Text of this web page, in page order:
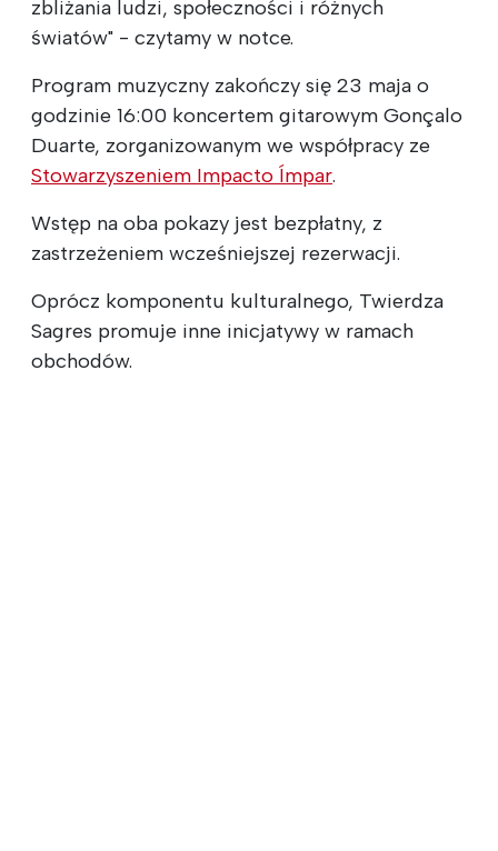
zbliżania ludzi, społeczności i różnych
światów" - czytamy w notce.
Program muzyczny zakończy się 23 maja o
godzinie 16:00 koncertem gitarowym Gonçalo
Duarte, zorganizowanym we współpracy ze
Stowarzyszeniem Impacto Ímpar.
Wstęp na oba pokazy jest bezpłatny, z
zastrzeżeniem wcześniejszej rezerwacji.
Oprócz komponentu kulturalnego, Twierdza
Sagres promuje inne inicjatywy w ramach
obchodów.